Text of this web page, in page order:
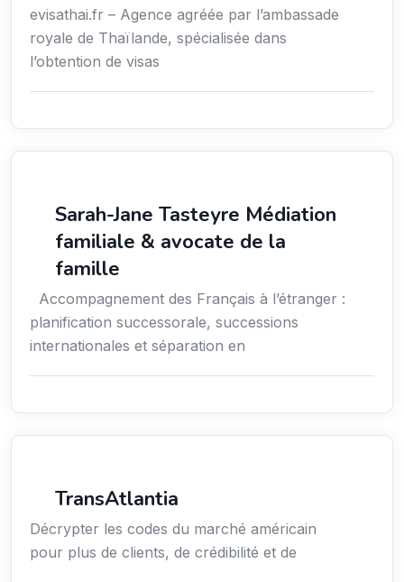
evisathai.fr – Agence agréée par l’ambassade
royale de Thaïlande, spécialisée dans
l’obtention de visas
Sarah-Jane Tasteyre Médiation
familiale & avocate de la
famille
Accompagnement des Français à l’étranger :
planification successorale, successions
internationales et séparation en
TransAtlantia
Décrypter les codes du marché américain
pour plus de clients, de crédibilité et de